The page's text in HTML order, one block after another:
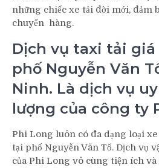
những chiếc xe tải đời mới, đảm
chuyến hàng.
Dịch vụ taxi tải giá
phố Nguyễn Văn
Ninh. Là dịch vụ
lượng của công ty
Phi Long luôn có đa dạng loại xe
tại phố Nguyễn Văn Tố. Dịch vụ
của Phi Long vô cùng tiện ích